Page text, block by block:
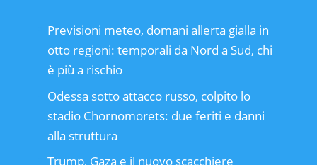
Previsioni meteo, domani allerta gialla in
otto regioni: temporali da Nord a Sud, chi
è più a rischio
Odessa sotto attacco russo, colpito lo
stadio Chornomorets: due feriti e danni
alla struttura
Trump, Gaza e il nuovo scacchiere